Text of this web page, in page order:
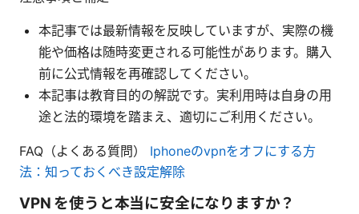
本記事では最新情報を反映していますが、実際の機
能や価格は随時変更される可能性があります。購入
前に公式情報を再確認してください。
本記事は教育目的の解説です。実利用時は自身の用
途と法的環境を踏まえ、適切にご利用ください。
FAQ（よくある質問） Iphoneのvpnをオフにする方
法：知っておくべき設定解除
VPN を使うと本当に安全になりますか？